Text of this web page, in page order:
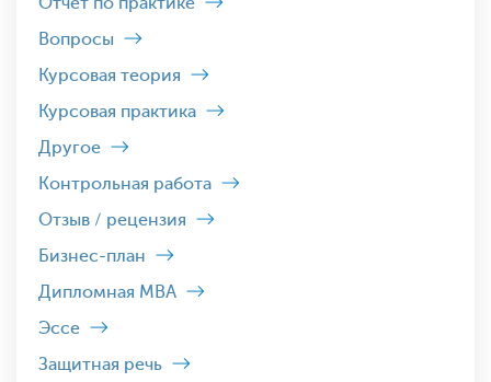
Вопросы
Курсовая теория
Курсовая практика
Другое
Контрольная работа
Отзыв / рецензия
Бизнес-план
Дипломная MBA
Эссе
Защитная речь